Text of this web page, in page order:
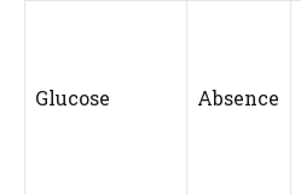
Glucose Absence